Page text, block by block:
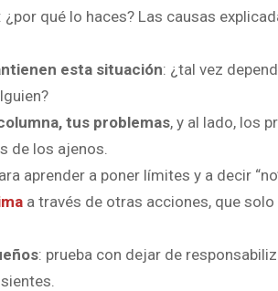
: ¿por qué lo haces? Las causas
esta situación: ¿tal vez
tus problemas, y al lado, los
de los ajenos.
aprender a poner límites y a decir
a través de otras acciones, que
: prueba con dejar de